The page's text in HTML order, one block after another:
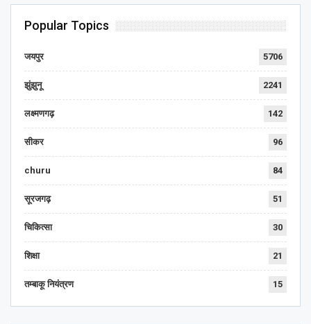
Popular Topics
जयपुर 5706
झुंझुनू 2241
लक्ष्मणगढ़ 142
सीकर 96
churu 84
सूरजगढ़ 51
चिकित्सा 30
शिक्षा 21
तम्बाकू नियंत्रण 15